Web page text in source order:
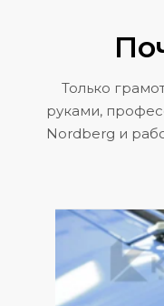
Только
руками,
Nordberg и